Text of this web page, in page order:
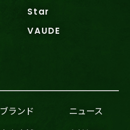
Star
VAUDE
ブランド
ニュース